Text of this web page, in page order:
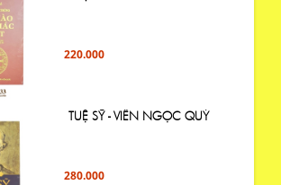
220.000
TUỆ SỸ - VIÊN NGỌC QUÝ
280.000